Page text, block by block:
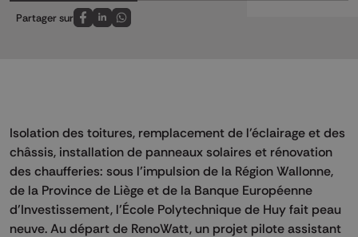
Partager sur
Partagez sur FaceBook
Partagez sur LinkedIn
Partagez sur Whatsapp
Isolation des toitures, remplacement de l’éclairage et des
châssis, installation de panneaux solaires et rénovation
des chaufferies: sous l’impulsion de la Région Wallonne,
de la Province de Liège et de la Banque Européenne
d’Investissement, l’École Polytechnique de Huy fait peau
neuve. Au départ de RenoWatt, un projet pilote assistant